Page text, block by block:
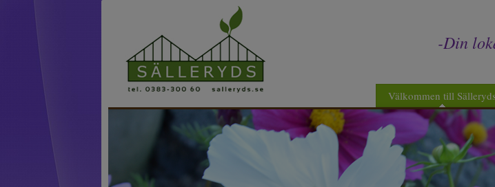
-Din
Välkommen till Sälleryds